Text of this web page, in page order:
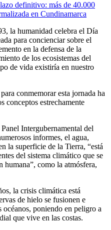
definitivo: más de 40.000
en Cundinamarca
la humanidad celebra el Día
para concienciar sobre el
en la defensa de la
de los ecosistemas del
de vida existiría en nuestro
conmemorar esta jornada ha
conceptos estrechamente
Intergubernamental del
informes, el agua,
la superficie de la Tierra, “está
del sistema climático que se
humana”, como la atmósfera,
la crisis climática está
de hielo se fusionen e
poniendo en peligro a
que vive en las costas.